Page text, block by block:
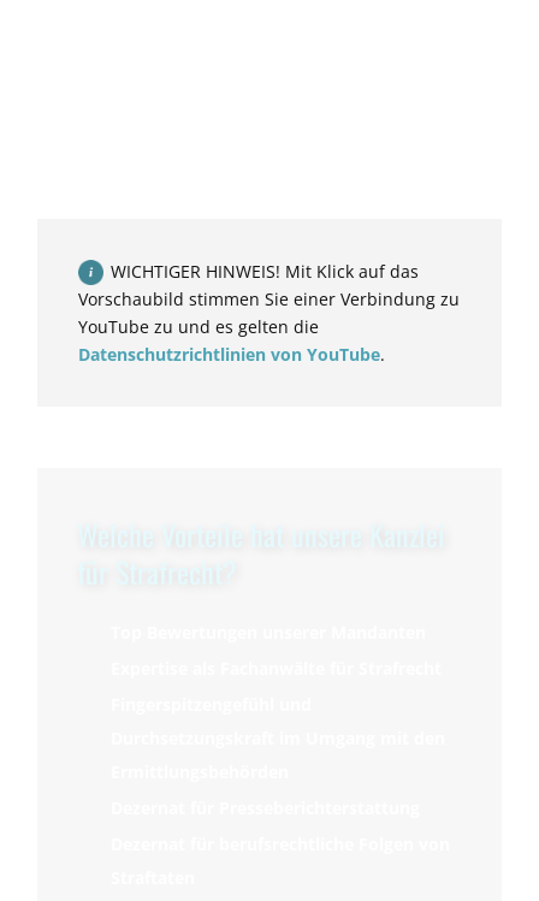
WICHTIGER HINWEIS! Mit Klick auf das
Vorschaubild stimmen Sie einer Verbindung zu
YouTube zu und es gelten die
Datenschutzrichtlinien von YouTube.